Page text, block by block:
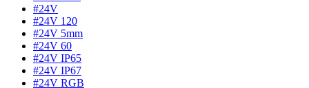
#24V
#24V 120
#24V 5mm
#24V 60
#24V IP65
#24V IP67
#24V RGB